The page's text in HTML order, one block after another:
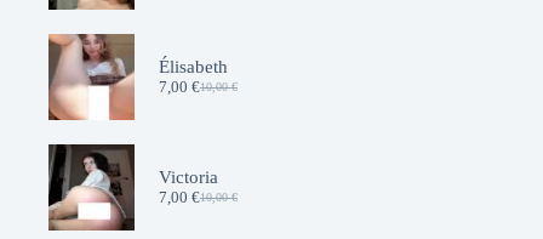
Élisabeth
10,00€
Le
10,00 €.
7,00 €Le
7,00 €.
Victoria
10,00€
Le
7,00 €Le